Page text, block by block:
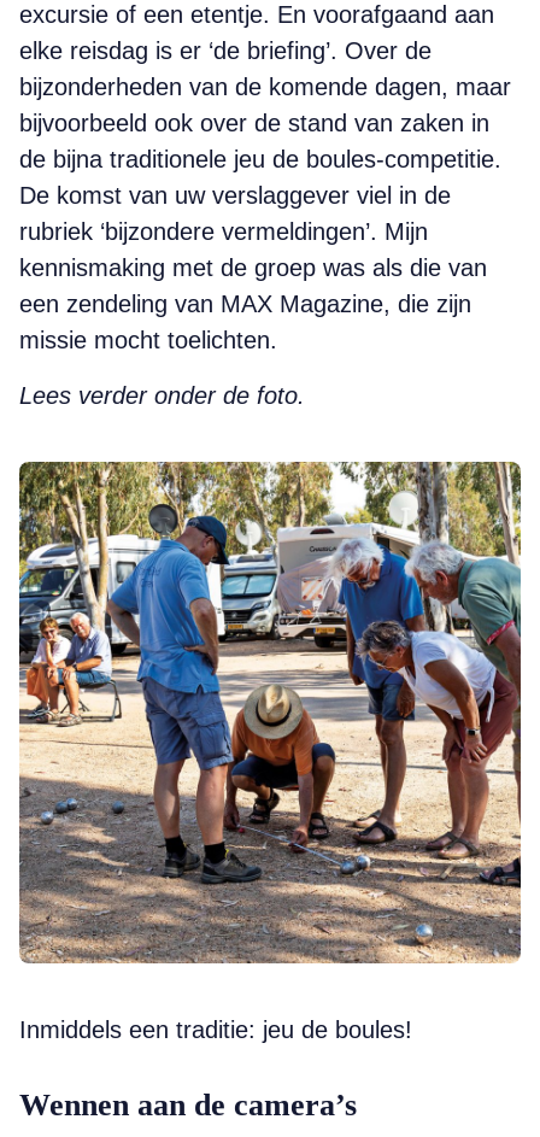
excursie of een etentje. En voorafgaand aan
elke reisdag is er ‘de briefing’. Over de
bijzonderheden van de komende dagen, maar
bijvoorbeeld ook over de stand van zaken in
de bijna traditionele jeu de boules-competitie.
De komst van uw verslaggever viel in de
rubriek ‘bijzondere vermeldingen’. Mijn
kennismaking met de groep was als die van
een zendeling van MAX Magazine, die zijn
missie mocht toelichten.
Lees verder onder de foto.
Inmiddels een traditie: jeu de boules!
Wennen aan de camera’s